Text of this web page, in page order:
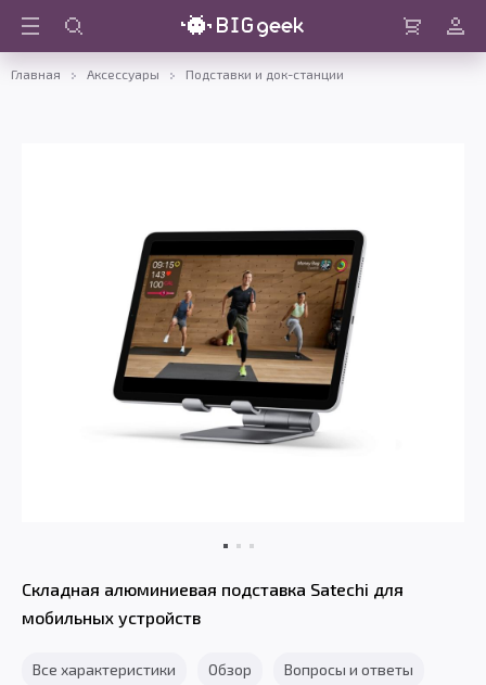
Войти
Главная Аксессуары Подставки и док-станции
Складная алюминиевая подставка Satechi для
мобильных устройств
Все характеристики Обзор Вопросы и ответы